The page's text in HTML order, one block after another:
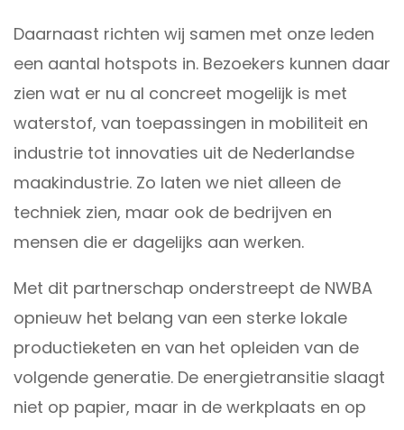
Daarnaast richten wij samen met onze leden
een aantal hotspots in. Bezoekers kunnen daar
zien wat er nu al concreet mogelijk is met
waterstof, van toepassingen in mobiliteit en
industrie tot innovaties uit de Nederlandse
maakindustrie. Zo laten we niet alleen de
techniek zien, maar ook de bedrijven en
mensen die er dagelijks aan werken.
Met dit partnerschap onderstreept de NWBA
opnieuw het belang van een sterke lokale
productieketen en van het opleiden van de
volgende generatie. De energietransitie slaagt
niet op papier, maar in de werkplaats en op